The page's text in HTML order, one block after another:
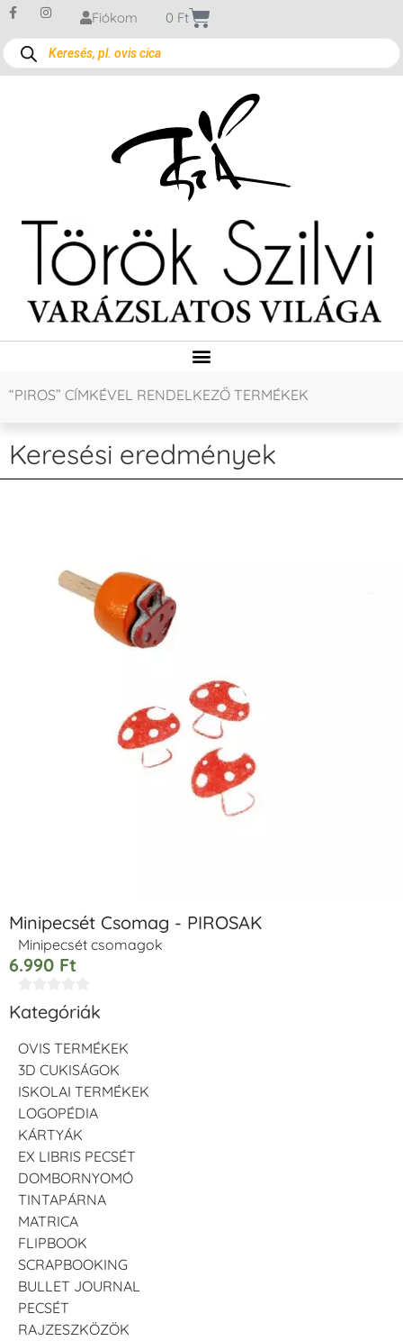
Fiókom 0 Ft
“PIROS” CÍMKÉVEL RENDELKEZŐ TERMÉKEK
Keresési eredmények
Minipecsét Csomag - PIROSAK
Minipecsét csomagok
6.990 Ft
Kategóriák
OVIS TERMÉKEK
3D CUKISÁGOK
ISKOLAI TERMÉKEK
LOGOPÉDIA
KÁRTYÁK
EX LIBRIS PECSÉT
DOMBORNYOMÓ
TINTAPÁRNA
MATRICA
FLIPBOOK
SCRAPBOOKING
BULLET JOURNAL
PECSÉT
RAJZESZKÖZÖK